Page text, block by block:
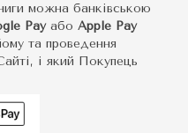
можна банківською
Pay або Apple Pay
та проведення
і який Покупець